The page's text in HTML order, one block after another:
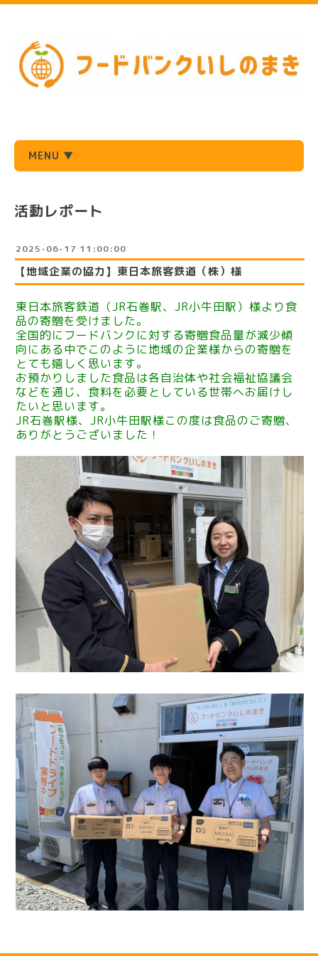
MENU ▼
活動レポート
2025-06-17 11:00:00
【地域企業の協力】東日本旅客鉄道（株）様
東日本旅客鉄道（JR石巻駅、JR小牛田駅）様より食
品の寄贈を受けました。
全国的にフードバンクに対する寄贈食品量が減少傾
向にある中でこのように地域の企業様からの寄贈を
とても嬉しく思います。
お預かりしました食品は各自治体や社会福祉協議会
などを通じ、食料を必要としている世帯へお届けし
たいと思います。
JR石巻駅様、JR小牛田駅様この度は食品のご寄贈、
ありがとうございました！